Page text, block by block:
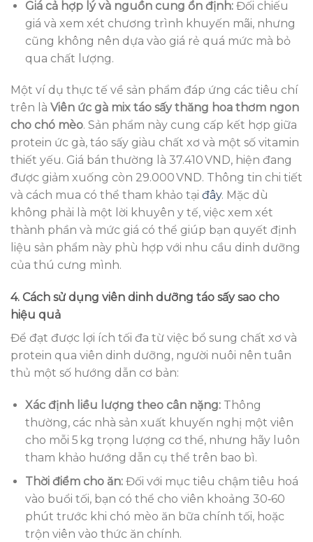
Giá cả hợp lý và nguồn cung ổn định:Đối chiếu
giá và xem xét chương trình khuyến mãi, nhưng
cũng không nên dựa vào giá rẻ quá mức mà bỏ
qua chất lượng.
Một ví dụ thực tế về sản phẩm đáp ứng các tiêu chí
trên là Viên ức gà mix táo sấy thăng hoa thơm ngon
cho chó mèo. Sản phẩm này cung cấp kết hợp giữa
protein ức gà, táo sấy giàu chất xơ và một số vitamin
thiết yếu. Giá bán thường là 37.410 VND, hiện đang
được giảm xuống còn 29.000 VND. Thông tin chi tiết
và cách mua có thể tham khảo tại đây. Mặc dù
không phải là một lời khuyên y tế, việc xem xét
thành phần và mức giá có thể giúp bạn quyết định
liệu sản phẩm này phù hợp với nhu cầu dinh dưỡng
của thú cưng mình.
4. Cách sử dụng viên dinh dưỡng táo sấy sao cho
hiệu quả
Để đạt được lợi ích tối đa từ việc bổ sung chất xơ và
protein qua viên dinh dưỡng, người nuôi nên tuân
thủ một số hướng dẫn cơ bản:
Xác định liều lượng theo cân nặng:Thông
thường, các nhà sản xuất khuyến nghị một viên
cho mỗi 5 kg trọng lượng cơ thể, nhưng hãy luôn
tham khảo hướng dẫn cụ thể trên bao bì.
Thời điểm cho ăn:Đối với mục tiêu chậm tiêu hoá
vào buổi tối, bạn có thể cho viên khoảng 30‑60
phút trước khi chó mèo ăn bữa chính tối, hoặc
trộn viên vào thức ăn chính.